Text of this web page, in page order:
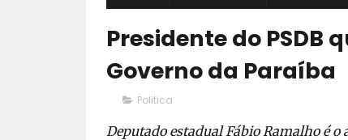
Presidente do PSDB
Governo da Paraíba
Politica
Deputado estadual Fábio Ramalho é o